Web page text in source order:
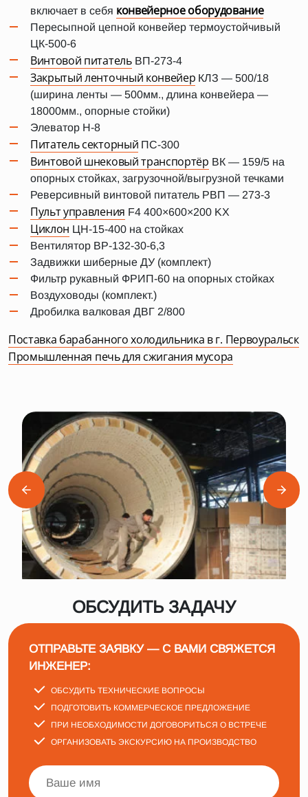
включает в себя конвейерное оборудование
Пересыпной цепной конвейер термоустойчивый
ЦК-500-6
Винтовой питательВП-273-4
Закрытый ленточный конвейер КЛЗ — 500/18
(ширина ленты — 500мм., длина конвейера —
18000мм., опорные стойки)
Элеватор H-8
Питатель секторный ПС-300
Винтовой шнековый транспортёр ВК — 159/5 на
опорных стойках, загрузочной/выгрузной течками
Реверсивный винтовой питатель РВП — 273-3
Пульт управления F4 400×600×200 KX
Циклон ЦН-15-400 на стойках
Вентилятор ВР-132-30-6,3
Задвижки шиберные ДУ (комплект)
Фильтр рукавный ФРИП-60 на опорных стойках
Воздуховоды (комплект.)
Дробилка валковая ДВГ 2/800
Поставка барабанного холодильника в г. Первоуральск
Промышленная печь для сжигания мусора
ОБСУДИТЬ ЗАДАЧУ
ОТПРАВЬТЕ ЗАЯВКУ — С ВАМИ СВЯЖЕТСЯ
ИНЖЕНЕР:
ОБСУДИТЬ ТЕХНИЧЕСКИЕ ВОПРОСЫ
ПОДГОТОВИТЬ КОММЕРЧЕСКОЕ ПРЕДЛОЖЕНИЕ
ПРИ НЕОБХОДИМОСТИ ДОГОВОРИТЬСЯ О ВСТРЕЧЕ
ОРГАНИЗОВАТЬ ЭКСКУРСИЮ НА ПРОИЗВОДСТВО